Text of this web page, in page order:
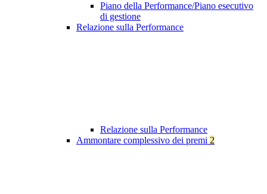
Piano della Performance/Piano esecutivo
di gestione
Relazione sulla Performance
Relazione sulla Performance
Ammontare complessivo dei premi 2